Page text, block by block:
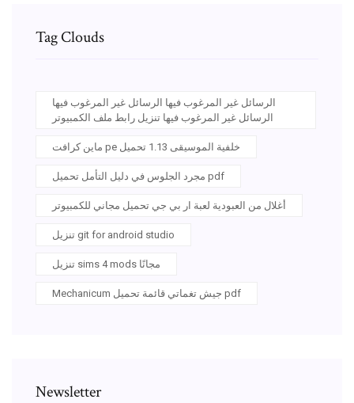
Tag Clouds
الرسائل غير المرغوب فيها الرسائل غير المرغوب فيها
الرسائل غير المرغوب فيها تنزيل رابط ملف الكمبيوتر
ماين كرافت pe خلفية الموسيقى 1.13 تحميل
مجرد الجلوس في دليل التأمل تحميل pdf
أغلال من العبودية لعبة ار بي جي تحميل مجاني للكمبيوتر
تنزيل git for android studio
تنزيل sims 4 mods مجانًا
Mechanicum جيش تغماتي قائمة تحميل pdf
Newsletter